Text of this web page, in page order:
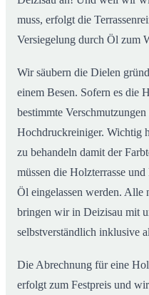
muss, erfolgt die
Versiegelung durch Öl zum
Wir säubern die Dielen
einem Besen. Sofern es die
bestimmte
Hochdruckreiniger. Wichtig
zu behandeln damit der
müssen die Holzterrasse
Öl eingelassen werden. Alle
bringen wir in Deizisau mit
selbstverständlich inklusive
Die Abrechnung für eine
erfolgt zum Festpreis und